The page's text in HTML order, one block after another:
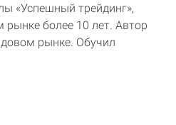
«Успешный трейдинг»,
более 10 лет. Автор
рынке. Обучил